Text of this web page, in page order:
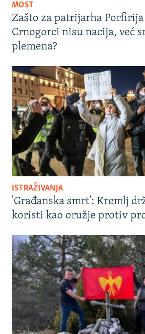
MOST
Zašto za patrijarha Porfirija
Crnogorci nisu nacija, već
plemena?
ISTRAŽIVANJA
'Građanska smrt': Kremlj
koristi kao oružje protiv